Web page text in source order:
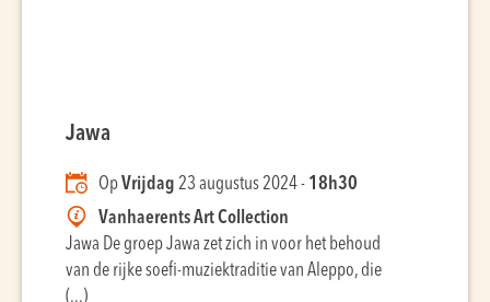
Jawa
OpVrijdag 23 augustus 2024 - 18h30
Vanhaerents Art Collection
Jawa De groep Jawa zet zich in voor het behoud
van de rijke soefi-muziektraditie van Aleppo, die
(...)